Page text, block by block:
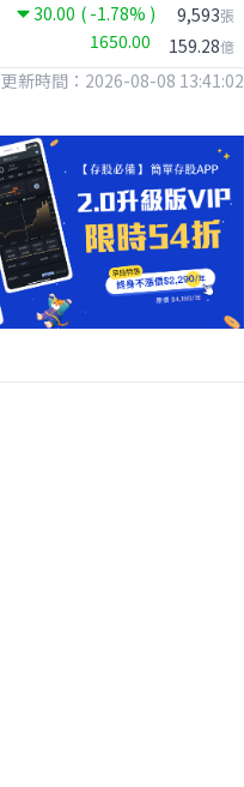
30.00 ( -1.78% )
1650.00
9,593張
159.28億
更新時間：2026-08-08 13:41:02